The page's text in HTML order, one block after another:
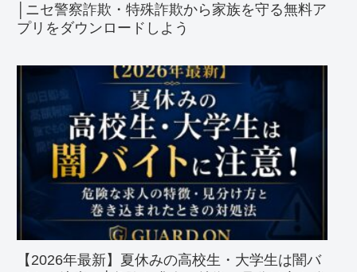
│ニセ警察詐欺・特殊詐欺から家族を守る無料ア
プリをダウンロードしよう
【2026年最新】夏休みの高校生・大学生は闇バ